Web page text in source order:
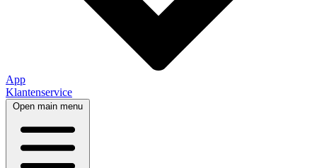
App
Klantenservice
Open main menu